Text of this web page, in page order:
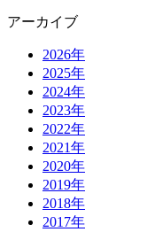
アーカイブ
2026年
2025年
2024年
2023年
2022年
2021年
2020年
2019年
2018年
2017年